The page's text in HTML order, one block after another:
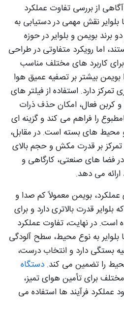
از بررسی تفاوت عملکرد
نقش مهمی در دستیابی به
برند بویمن و بلوایر در حوزه
اما رویکرد متفاوتی در طراحی
برای کاربرد های مختلف مناسب
بیشتر بر تصفیه عمیق هوا
دارد. استفاده از فیلتر های
چند مرحله‌ ای مثل HEPA و کربن فعال، امکان حذف ذرات
را فراهم می‌ کند و گزینه‌ ای
محیط‌ های بسته است. در مقابل،
تمرکز بر قدرت مکش و حجم بالای
فضا های صنعتی، کارگاهی و
می‌ دهد.
بویمن معمولاً کم‌ صدا و
قدرت بالاتری دارد و برای
است. در نهایت، تفاوت عملکرد
بلوایر به نوع محیط، سطح آلودگی
بستگی دارد و انتخاب درست،
را تضمین می‌ کند. دستگاه
برای تأمین هوای تمیز،
عملکرد فرآیند ها استفاده می‌